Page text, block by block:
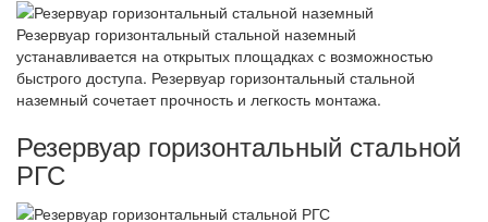
Резервуар горизонтальный стальной наземный
устанавливается на открытых площадках с возможностью
быстрого доступа. Резервуар горизонтальный стальной
наземный сочетает прочность и легкость монтажа.
Резервуар горизонтальный стальной
РГС